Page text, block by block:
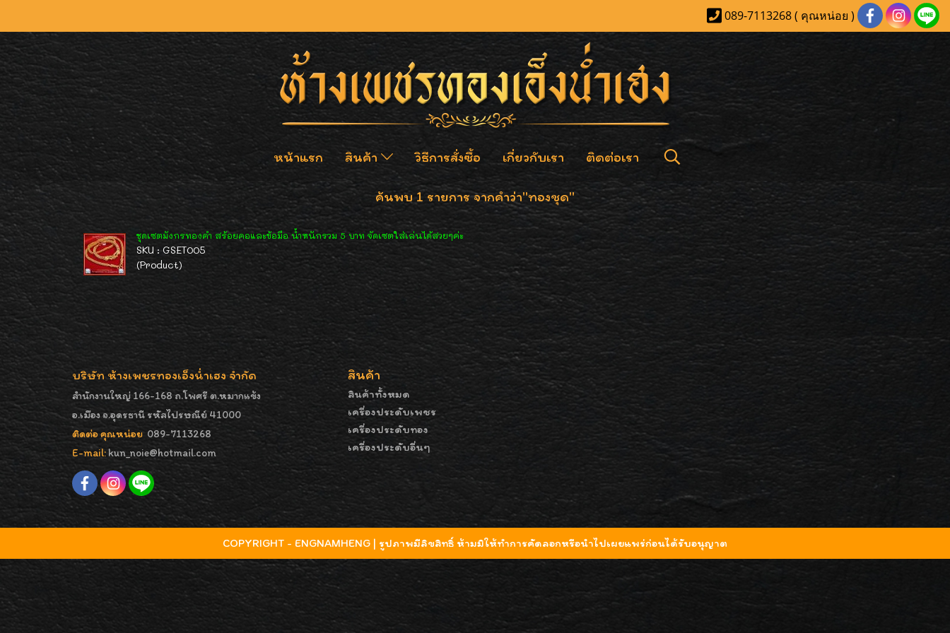
089-7113268 ( คุณหน่อย )
หน้าแรก สินค้า วิธีการสั่งซื้อ เกี่ยวกับเรา ติดต่อเรา
ค้นพบ 1 รายการ จากคำว่า"ทองชุด"
ชุดเซตมังกรทองคำ สร้อยคอและข้อมือ น้ำหนักรวม 5 บาท จัดเซตใส่เล่นได้สวยๆค่ะ
SKU : GSET005
(Product)
บริษัท ห้างเพชรทองเอ็งน่ำเฮง จำกัด
สำนักงานใหญ่ 166-168 ถ.โพศรี ต.หมากแข้ง
อ.เมือง จ.อุดรธานี รหัสไปรษณีย์ 41000
ติดต่อ คุณหน่อย 089-7113268
E-mail:kun_noie@hotmail.com
สินค้า
สินค้าทั้งหมด
เครื่องประดับเพชร
เครื่องประดับทอง
เครื่องประดับอื่นๆ
COPYRIGHT - ENGNAMHENG | รูปภาพมีลิขสิทธิ์ ห้ามมิให้ทำการคัดลอกหรือนำไปเผยแพร่ก่อนได้รับอนุญาต